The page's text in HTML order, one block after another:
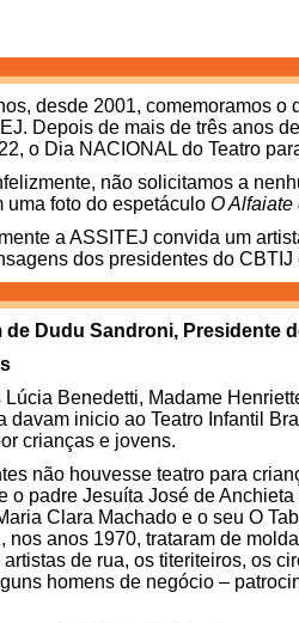
desde 2001, comemoramos
Depois de mais de três anos
o Dia NACIONAL do Teatro
não solicitamos a
uma foto do espetáculo O Alfaiate
a ASSITEJ convida um
dos presidentes do CBTIJ
de Dudu Sandroni, Presidente
Lúcia Benedetti, Madame
davam inicio ao Teatro Infantil
crianças e jovens.
não houvesse teatro para
o padre Jesuíta José de
Clara Machado e o seu O
nos anos 1970, trataram de
artistas de rua, os titeriteiros, os
homens de negócio –